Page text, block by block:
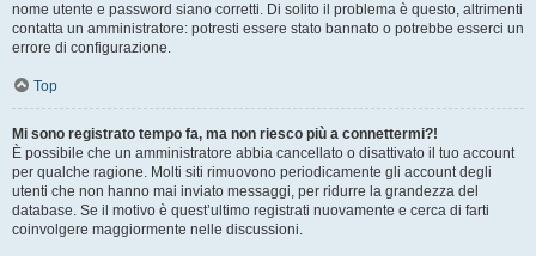
nome utente e password siano corretti. Di solito il problema è questo, altrimenti
contatta un amministratore: potresti essere stato bannato o potrebbe esserci un
errore di configurazione.
Top
Mi sono registrato tempo fa, ma non riesco più a connettermi?!
È possibile che un amministratore abbia cancellato o disattivato il tuo account
per qualche ragione. Molti siti rimuovono periodicamente gli account degli
utenti che non hanno mai inviato messaggi, per ridurre la grandezza del
database. Se il motivo è quest’ultimo registrati nuovamente e cerca di farti
coinvolgere maggiormente nelle discussioni.